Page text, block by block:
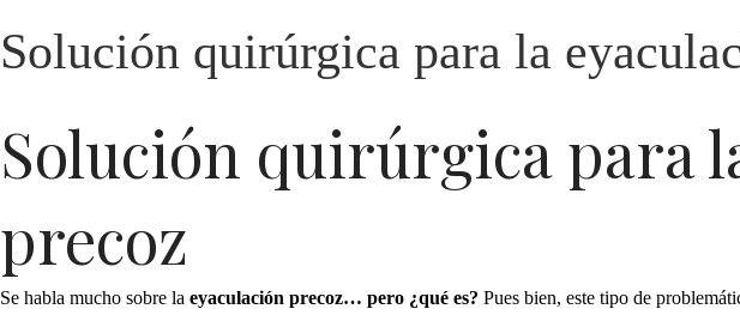
Solución quirúrgica para la
Solución quirúrgica para
precoz
Se habla mucho sobre la eyaculación precoz… pero ¿qué es? Pues bien, este tipo de